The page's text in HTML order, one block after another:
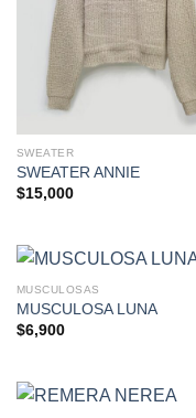
SWEATER
SWEATER ANNIE
$15,000
MUSCULOSAS
MUSCULOSA LUNA
$6,900